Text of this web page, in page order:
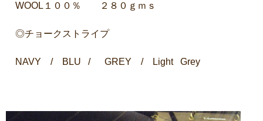
WOOL１００％ ２８０ｇｍｓ
◎チョークストライプ
NAVY / BLU / GREY / Light Grey